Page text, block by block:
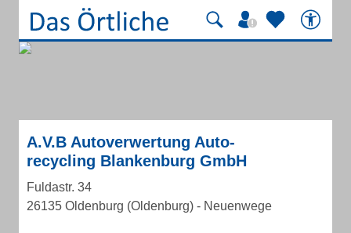
A.V.B Autoverwertung Auto-
recycling Blankenburg GmbH
Fuldastr. 34
26135 Oldenburg (Oldenburg) - Neuenwege